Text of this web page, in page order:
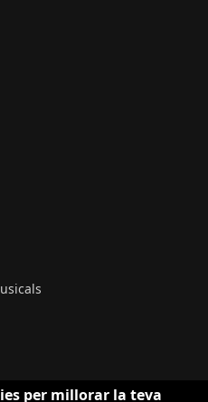
per millorar la teva